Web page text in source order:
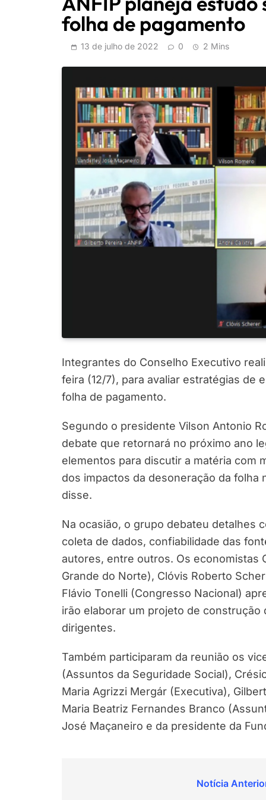
folha de pagamento
13 de julho de 2022 0 2 Mins
Integrantes do Conselho Executivo
feira (12/7), para avaliar estratégias de
folha de pagamento.
Segundo o presidente Vilson Antonio
debate que retornará no próximo ano
elementos para discutir a matéria com
dos impactos da desoneração da folha
disse.
Na ocasião, o grupo debateu detalhes
coleta de dados, confiabilidade das
autores, entre outros. Os economistas
Grande do Norte), Clóvis Roberto
Flávio Tonelli (Congresso Nacional)
irão elaborar um projeto de
dirigentes.
Também participaram da reunião os
(Assuntos da Seguridade Social),
Maria Agrizzi Mergár (Executiva),
Maria Beatriz Fernandes Branco
José Maçaneiro e da presidente da